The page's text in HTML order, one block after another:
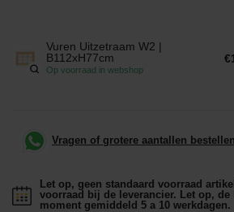
Vuren Uitzetraam W2 |
B112xH77cm
Op voorraad in webshop
Vragen of grotere aantallen
Let op, geen standaard voorraad
voorraad bij de leverancier. Let op,
moment gemiddeld 5 a 10 werkdagen.